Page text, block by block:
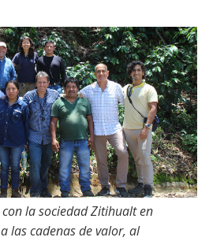
la sociedad Zitihualt en
las cadenas de valor, al